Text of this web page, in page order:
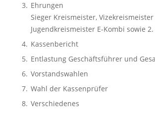
Ehrungen
Sieger Kreismeister,
Jugendkreismeister E-Kombi sowie
Kassenbericht
Entlastung Geschäftsführer und
Vorstandswahlen
Wahl der Kassenprüfer
Verschiedenes